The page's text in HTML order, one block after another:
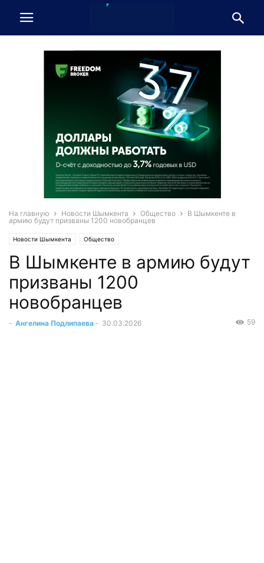
На главную Новости Шымкента Общество
В Шымкенте в
армию будут призваны 1200 новобранцев
Новости Шымкента Общество
В Шымкенте в армию будут
призваны 1200
новобранцев
- Ангелина Подлипаева - 30.03.2026 59